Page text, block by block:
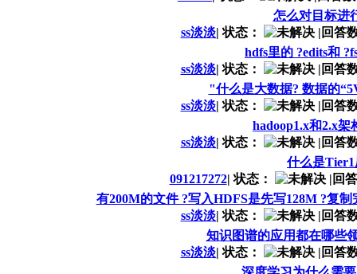
怎么对目标进
ss淡淡| 状态： | 回答
hdfs里的 ?edits和
ss淡淡| 状态： | 回答
"什么是大数据? 数据的
ss淡淡| 状态： | 回答
hadoop1.x和2.x架
ss淡淡| 状态： | 回答
什么是Tier1
091217272| 状态： | 回
有200M的文件 ?写入HDFS是先写128M ?复
ss淡淡| 状态： | 回答
知识图谱的应用都在哪些
ss淡淡| 状态： | 回答